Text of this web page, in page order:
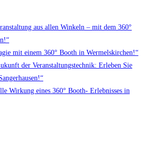
aus allen Winkeln – mit dem 360°
mit einem 360° Booth in Wermelskirchen!“
der Veranstaltungstechnik: Erleben Sie
Wirkung eines 360° Booth- Erlebnisses in